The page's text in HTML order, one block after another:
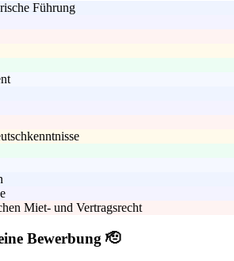
Führung
Miet- und Vertragsrecht
Bewerbung 🫡